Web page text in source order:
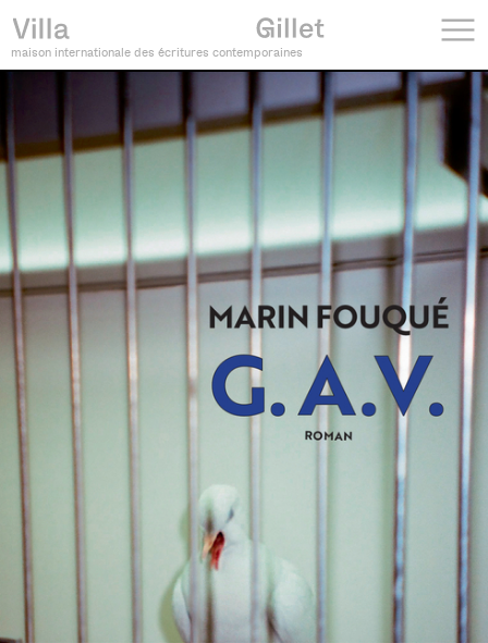
maison internationale des écritures contemporaines